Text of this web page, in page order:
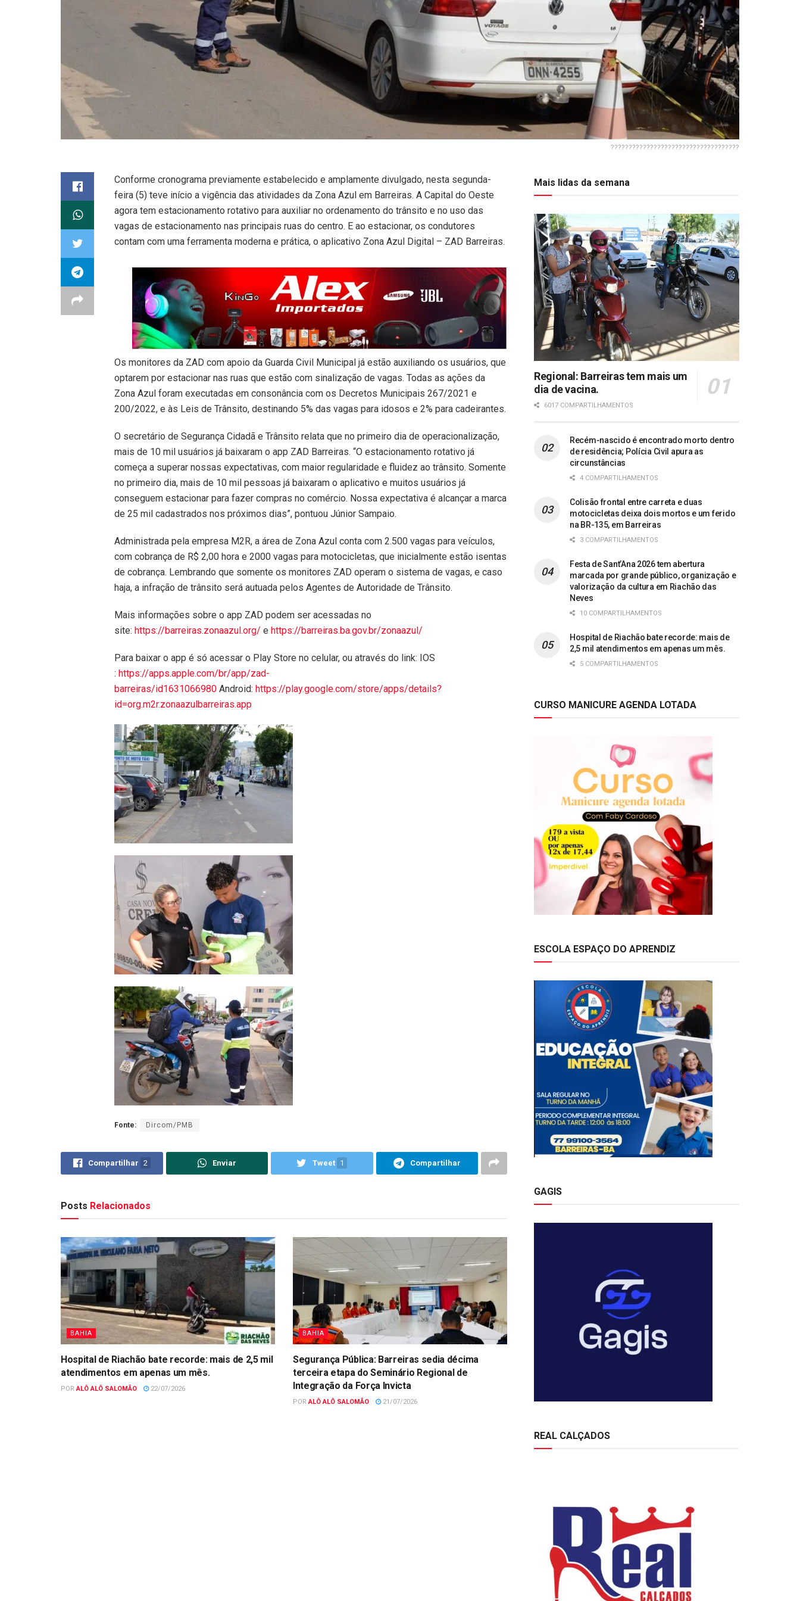
????????????????????????????????????
Conforme cronograma previamente estabelecido e amplamente divulgado, nesta segunda-
feira (5) teve início a vigência das atividades da Zona Azul em Barreiras. A Capital do Oeste
agora tem estacionamento rotativo para auxiliar no ordenamento do trânsito e no uso das
vagas de estacionamento nas principais ruas do centro. E ao estacionar, os condutores
contam com uma ferramenta moderna e prática, o aplicativo Zona Azul Digital – ZAD Barreiras.
Os monitores da ZAD com apoio da Guarda Civil Municipal já estão auxiliando os usuários, que
optarem por estacionar nas ruas que estão com sinalização de vagas. Todas as ações da
Zona Azul foram executadas em consonância com os Decretos Municipais 267/2021 e
200/2022, e às Leis de Trânsito, destinando 5% das vagas para idosos e 2% para cadeirantes.
O secretário de Segurança Cidadã e Trânsito relata que no primeiro dia de operacionalização,
mais de 10 mil usuários já baixaram o app ZAD Barreiras. “O estacionamento rotativo já
começa a superar nossas expectativas, com maior regularidade e fluidez ao trânsito. Somente
no primeiro dia, mais de 10 mil pessoas já baixaram o aplicativo e muitos usuários já
conseguem estacionar para fazer compras no comércio. Nossa expectativa é alcançar a marca
de 25 mil cadastrados nos próximos dias”, pontuou Júnior Sampaio.
Administrada pela empresa M2R, a área de Zona Azul conta com 2.500 vagas para veículos,
com cobrança de R$ 2,00 hora e 2000 vagas para motocicletas, que inicialmente estão isentas
de cobrança. Lembrando que somente os monitores ZAD operam o sistema de vagas, e caso
haja, a infração de trânsito será autuada pelos Agentes de Autoridade de Trânsito.
Mais informações sobre o app ZAD podem ser acessadas no
site: https://barreiras.zonaazul.org/ e https://barreiras.ba.gov.br/zonaazul/
Para baixar o app é só acessar o Play Store no celular, ou através do link: IOS
: https://apps.apple.com/br/app/zad-
barreiras/id1631066980 Android: https://play.google.com/store/apps/details?
id=org.m2r.zonaazulbarreiras.app
Fonte: Dircom/PMB
Compartilhar 2 Enviar Tweet 1 Compartilhar
Posts Relacionados
BAHIA
Hospital de Riachão bate recorde: mais de 2,5 mil
atendimentos em apenas um mês.
POR ALÔ ALÔ SALOMÃO 22/07/2026
BAHIA
Segurança Pública: Barreiras sedia décima
terceira etapa do Seminário Regional de
Integração da Força Invicta
POR ALÔ ALÔ SALOMÃO 21/07/2026
Mais lidas da semana
Regional: Barreiras tem mais um
dia de vacina.
6017 COMPARTILHAMENTOS
Recém-nascido é encontrado morto dentro
de residência; Polícia Civil apura as
circunstâncias
4 COMPARTILHAMENTOS
Colisão frontal entre carreta e duas
motocicletas deixa dois mortos e um ferido
na BR-135, em Barreiras
3 COMPARTILHAMENTOS
Festa de Sant’Ana 2026 tem abertura
marcada por grande público, organização e
valorização da cultura em Riachão das
Neves
10 COMPARTILHAMENTOS
Hospital de Riachão bate recorde: mais de
2,5 mil atendimentos em apenas um mês.
5 COMPARTILHAMENTOS
CURSO MANICURE AGENDA LOTADA
ESCOLA ESPAÇO DO APRENDIZ
GAGIS
REAL CALÇADOS